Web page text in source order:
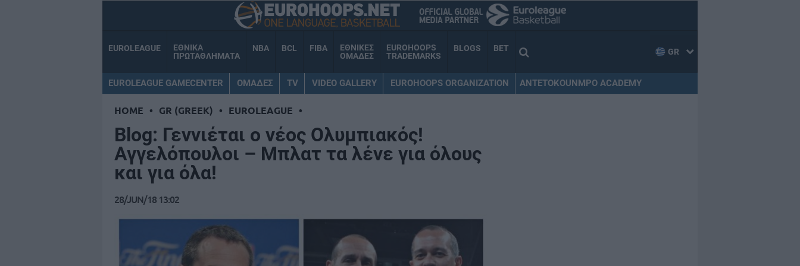
EUROLEAGUE
ΕΘΝΙΚΑ
ΠΡΩΤΑΘΛΗΜΑΤΑ
NBA BCL FIBA
ΕΘΝΙΚΕΣ
ΟΜΑΔΕΣ
EUROHOOPS
TRADEMARKS
BLOGS BET GR
EUROLEAGUE GAMECENTER ΟΜΑΔΕΣ TV VIDEO GALLERY EUROHOOPS ORGANIZATION ANTETOKOUNMPO ACADEMY
HOME • GR (GREEK) • EUROLEAGUE •
Blog: Γεννιέται ο νέος Ολυμπιακός!
Αγγελόπουλοι – Μπλατ τα λένε για όλους
και για όλα!
28/JUN/18 13:02